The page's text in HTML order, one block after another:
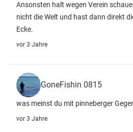
Ansonsten halt wegen Verein
nicht die Welt und hast dann direkt
Ecke.
vor 3 Jahre
GoneFishin 0815
was meinst du mit pinneberger
vor 3 Jahre